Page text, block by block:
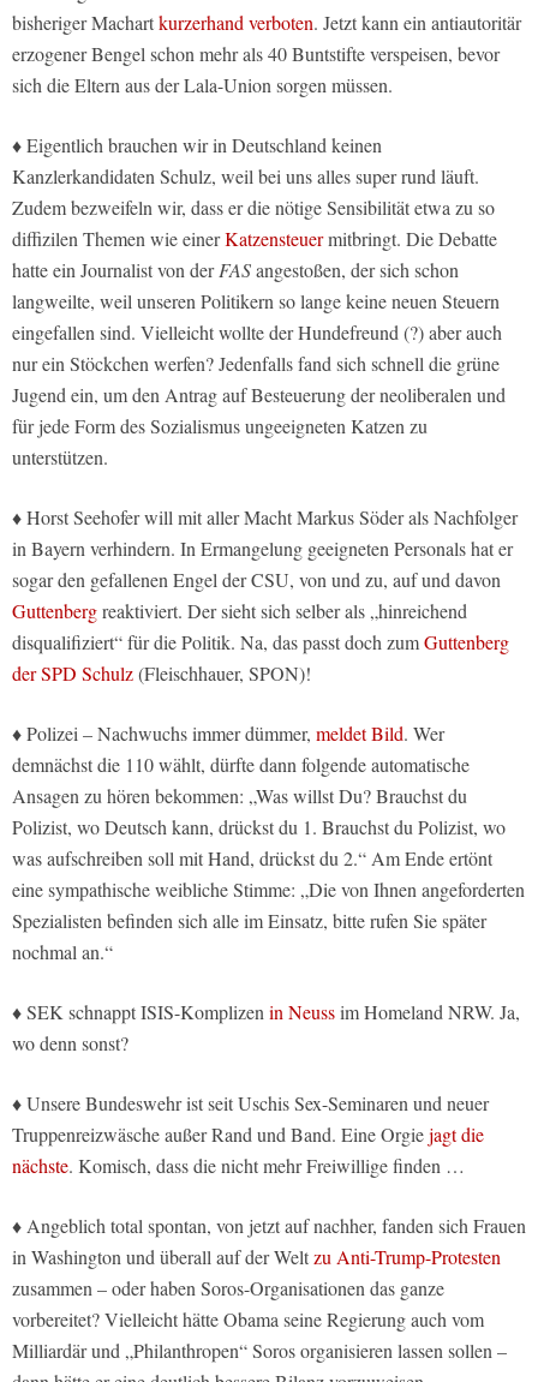
bisheriger Machartkurzerhand verboten. Jetzt kann ein antiautoritär
erzogener Bengel schon mehr als 40 Buntstifte verspeisen, bevor
sich die Eltern aus der Lala-Union sorgen müssen.
♦ Eigentlich brauchen wir in Deutschland keinen
Kanzlerkandidaten Schulz, weil bei uns alles super rund läuft.
Zudem bezweifeln wir, dass er die nötige Sensibilität etwa zu so
diffizilen Themen wie einerKatzensteuermitbringt. Die Debatte
hatte ein Journalist von derFASangestoßen, der sich schon
langweilte, weil unseren Politikern so lange keine neuen Steuern
eingefallen sind. Vielleicht wollte der Hundefreund (?) aber auch
nur ein Stöckchen werfen? Jedenfalls fand sich schnell die grüne
Jugend ein, um den Antrag auf Besteuerung der neoliberalen und
für jede Form des Sozialismus ungeeigneten Katzen zu
unterstützen.
♦ Horst Seehofer will mit aller Macht Markus Söder als Nachfolger
in Bayern verhindern. In Ermangelung geeigneten Personals hat er
sogar den gefallenen Engel der CSU, von und zu, auf und davon
Guttenbergreaktiviert. Der sieht sich selber als „hinreichend
disqualifiziert“ für die Politik. Na, das passt doch zumGuttenberg
der SPD Schulz(Fleischhauer, SPON)!
♦ Polizei – Nachwuchs immer dümmer, meldet Bild. Wer
demnächst die 110 wählt, dürfte dann folgende automatische
Ansagen zu hören bekommen: „Was willst Du? Brauchst du
Polizist, wo Deutsch kann, drückst du 1. Brauchst du Polizist, wo
was aufschreiben soll mit Hand, drückst du 2.“ Am Ende ertönt
eine sympathische weibliche Stimme: „Die von Ihnen angeforderten
Spezialisten befinden sich alle im Einsatz, bitte rufen Sie später
nochmal an.“
♦ SEK schnappt ISIS-Komplizenin Neussim Homeland NRW. Ja,
wo denn sonst?
♦ Unsere Bundeswehr ist seit Uschis Sex-Seminaren und neuer
Truppenreizwäsche außer Rand und Band. Eine Orgiejagt die
nächste. Komisch, dass die nicht mehr Freiwillige finden …
♦ Angeblich total spontan, von jetzt auf nachher, fanden sich Frauen
in Washington und überall auf der Weltzu Anti-Trump-Protesten
zusammen – oder haben Soros-Organisationen das ganze
vorbereitet? Vielleicht hätte Obama seine Regierung auch vom
Milliardär und „Philanthropen“ Soros organisieren lassen sollen –